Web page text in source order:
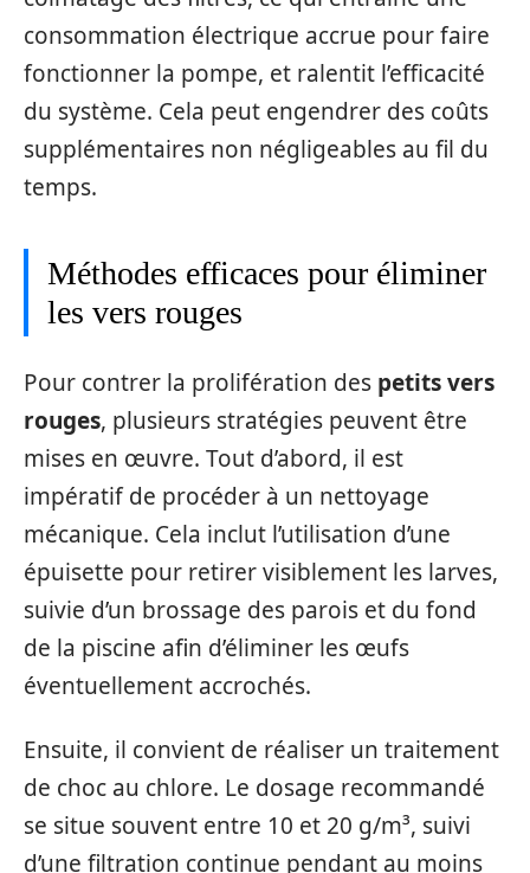
consommation électrique accrue pour faire
fonctionner la pompe, et ralentit l’efficacité
du système. Cela peut engendrer des coûts
supplémentaires non négligeables au fil du
temps.
Méthodes efficaces pour éliminer
les vers rouges
Pour contrer la prolifération des petits vers
rouges, plusieurs stratégies peuvent être
mises en œuvre. Tout d’abord, il est
impératif de procéder à un nettoyage
mécanique. Cela inclut l’utilisation d’une
épuisette pour retirer visiblement les larves,
suivie d’un brossage des parois et du fond
de la piscine afin d’éliminer les œufs
éventuellement accrochés.
Ensuite, il convient de réaliser un traitement
de choc au chlore. Le dosage recommandé
se situe souvent entre 10 et 20 g/m³, suivi
d’une filtration continue pendant au moins